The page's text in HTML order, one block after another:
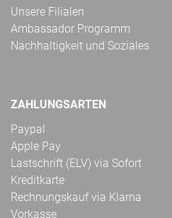
Unsere Filialen
Ambassador Programm
Nachhaltigkeit und Soziales
ZAHLUNGSARTEN
Paypal
Apple Pay
Lastschrift (ELV) via Sofort
Kreditkarte
Rechnungskauf via Klarna
Vorkasse